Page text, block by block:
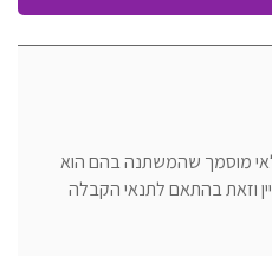
מוסמך שהמשתנה בהם הוא
וזאת בהתאם לתנאי הקבלה